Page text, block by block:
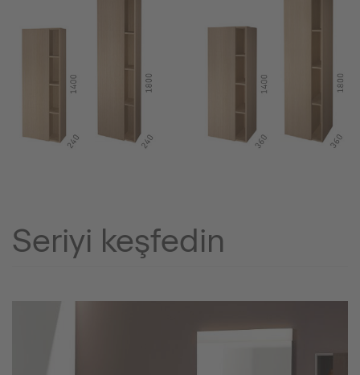
Seriyi keşfedin